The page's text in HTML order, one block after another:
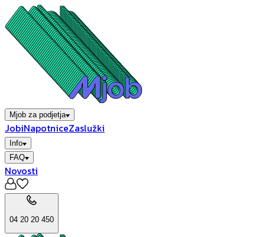
Mjob za podjetja
JobiNapotniceZaslužki
Info
FAQ
Novosti
04 20 20 450